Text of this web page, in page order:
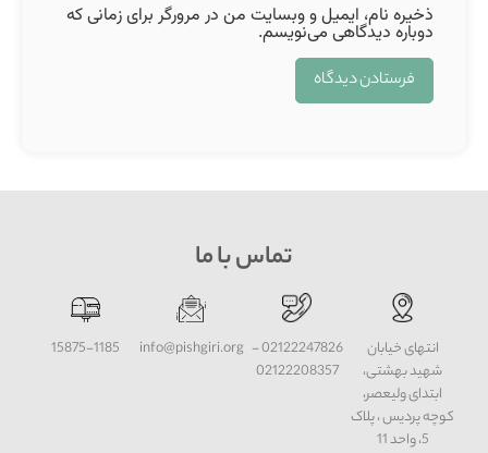
ذخیره نام، ایمیل و وبسایت من در مرورگر برای زمانی که
دوباره دیدگاهی می‌نویسم.
تماس با ما
انتهای خیابان
شهید بهشتی،
ابتدای ولیعصر،
کوچه پردیس ، پلاک
5، واحد 11
02122247826 -
02122208357
info@pishgiri.org
15875-1185